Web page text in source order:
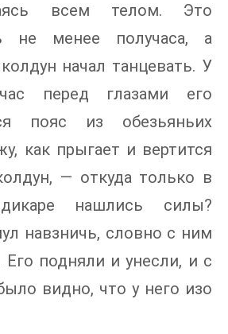
всем телом. Это
не менее получаса, а
начал танцевать. У
перед глазами его
пояс из обезьяньих
как прыгает и вертится
— откуда только в
нашлись силы?
навзничь, словно с ним
Его подняли и унесли, и с
видно, что у него изо